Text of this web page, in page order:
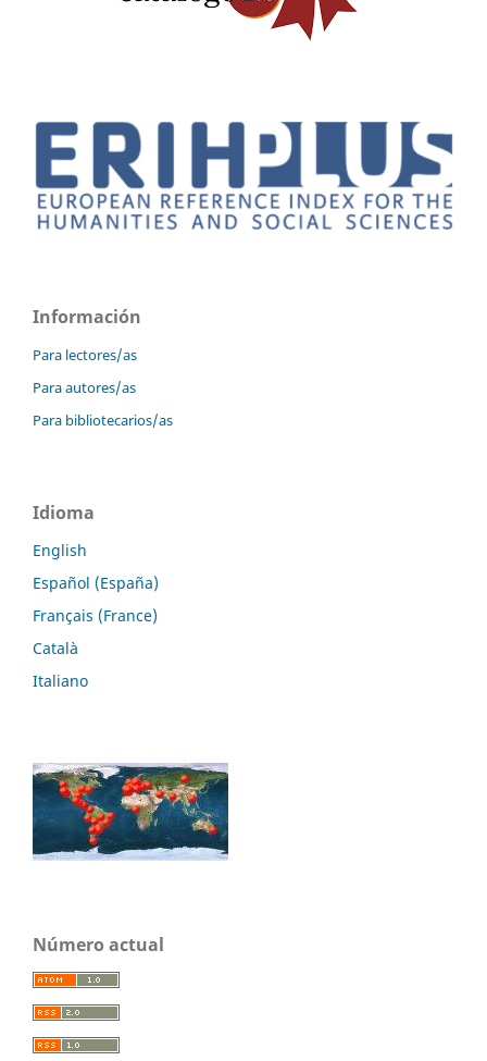
Información
Para lectores/as
Para autores/as
Para bibliotecarios/as
Idioma
English
Español (España)
Français (France)
Català
Italiano
Número actual